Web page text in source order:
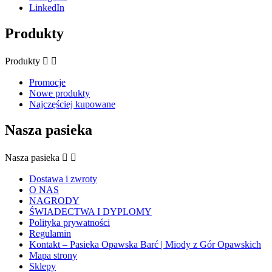
LinkedIn
Produkty
Produkty  
Promocje
Nowe produkty
Najczęściej kupowane
Nasza pasieka
Nasza pasieka  
Dostawa i zwroty
O NAS
NAGRODY
ŚWIADECTWA I DYPLOMY
Polityka prywatności
Regulamin
Kontakt – Pasieka Opawska Barć | Miody z Gór Opawskich
Mapa strony
Sklepy